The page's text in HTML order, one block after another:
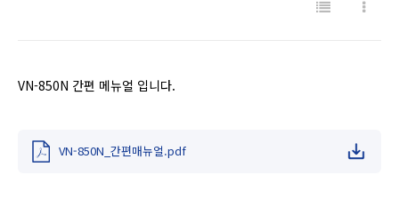
VN-850N 간편 메뉴얼 입니다.
VN-850N_간편매뉴얼.pdf